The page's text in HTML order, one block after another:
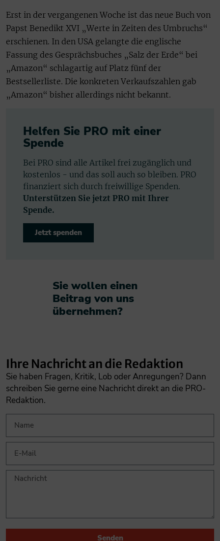
Erst in der vergangenen Woche ist das neue Buch von
Papst Benedikt XVI „Werte in Zeiten des Umbruchs“
erschienen. In den USA gelangte die englische
Fassung des Gesprächsbuches „Salz der Erde“ bei
„Amazon“ schlagartig auf Platz fünf der
Bestsellerliste. Die konkreten Verkaufszahlen gab
„Amazon“ bisher allerdings nicht bekannt.
Helfen Sie PRO mit einer
Spende
Bei PRO sind alle Artikel frei zugänglich und
kostenlos - und das soll auch so bleiben. PRO
finanziert sich durch freiwillige Spenden.
Unterstützen Sie jetzt PRO mit Ihrer
Spende.
Jetzt spenden
Sie wollen einen
Beitrag von uns
übernehmen?​
Ihre Nachricht an die Redaktion
Sie haben Fragen, Kritik, Lob oder Anregungen? Dann
schreiben Sie gerne eine Nachricht direkt an die PRO-
Redaktion.
Senden